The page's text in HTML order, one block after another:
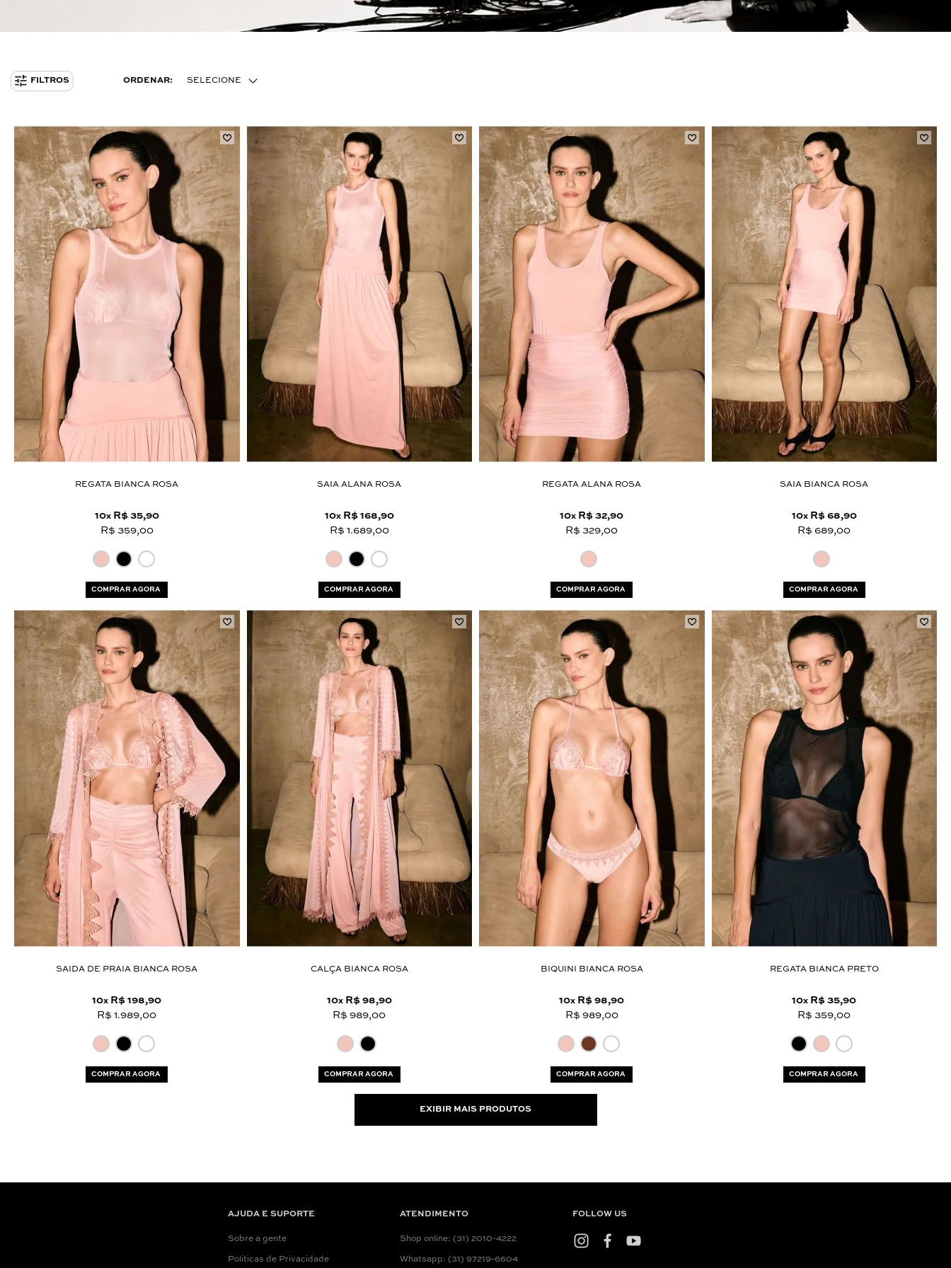
FILTROS ORDENAR: SELECIONE
MAIOR PREÇO
MAIS VENDIDOS
ÚLTIMOS LANÇAMENTOS
REGATA BIANCA ROSA
10x R$ 35,90
R$ 359,00
COMPRAR AGORA
SAIA ALANA ROSA
10x R$ 168,90
R$ 1.689,00
COMPRAR AGORA
REGATA ALANA ROSA
10x R$ 32,90
R$ 329,00
COMPRAR AGORA
SAIA BIANCA ROSA
10x R$ 68,90
R$ 689,00
COMPRAR AGORA
SAIDA DE PRAIA BIANCA ROSA
10x R$ 198,90
R$ 1.989,00
COMPRAR AGORA
CALÇA BIANCA ROSA
10x R$ 98,90
R$ 989,00
COMPRAR AGORA
BIQUINI BIANCA ROSA
10x R$ 98,90
R$ 989,00
COMPRAR AGORA
REGATA BIANCA PRETO
10x R$ 35,90
R$ 359,00
COMPRAR AGORA
EXIBIR MAIS PRODUTOS
AJUDA E SUPORTE
Sobre a gente
Politicas de Privacidade
ATENDIMENTO
Shop online: (31) 2010-4222
Whatsapp: (31) 97219-6604
FOLLOW US